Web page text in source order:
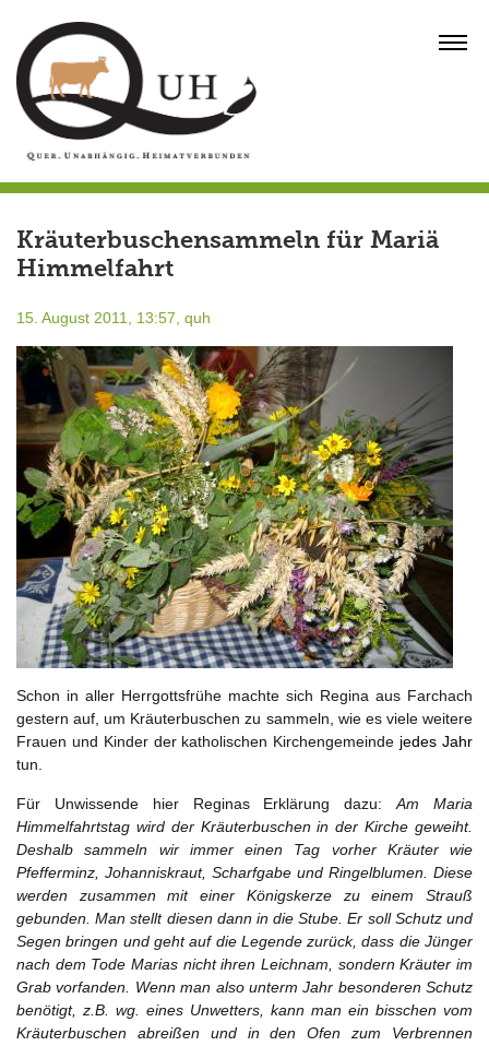
content
Kräuterbuschensammeln für Mariä
Himmelfahrt
15. August 2011, 13:57, quh
Schon in aller Herrgottsfrühe machte sich Regina aus Farchach
gestern auf, um Kräuterbuschen zu sammeln, wie es viele weitere
Frauen und Kinder der katholischen Kirchengemeinde jedes Jahr
tun.
Für Unwissende hier Reginas Erklärung dazu:Am Maria
Himmelfahrtstag wird der Kräuterbuschen in der Kirche geweiht.
Deshalb sammeln wir immer einen Tag vorher Kräuter wie
Pfefferminz, Johanniskraut, Scharfgabe und Ringelblumen. Diese
werden zusammen mit einer Königskerze zu einem Strauß
gebunden. Man stellt diesen dann in die Stube. Er soll Schutz und
Segen bringen und geht auf die Legende zurück, dass die Jünger
nach dem Tode Marias nicht ihren Leichnam, sondern Kräuter im
Grab vorfanden. Wenn man also unterm Jahr besonderen Schutz
benötigt, z.B. wg. eines Unwetters, kann man ein bisschen vom
Kräuterbuschen abreißen und in den Ofen zum Verbrennen